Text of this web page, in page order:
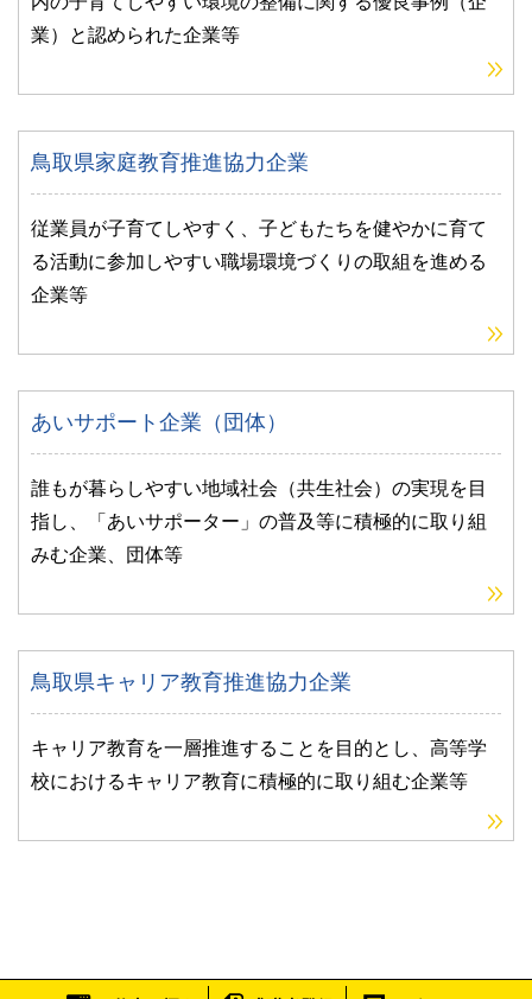
業）と認められた企業等
鳥取県家庭教育推進協力企業
従業員が子育てしやすく、子どもたちを健やかに育て
る活動に参加しやすい職場環境づくりの取組を進める
企業等
あいサポート企業（団体）
誰もが暮らしやすい地域社会（共生社会）の実現を目
指し、「あいサポーター」の普及等に積極的に取り組
みむ企業、団体等
鳥取県キャリア教育推進協力企業
キャリア教育を一層推進することを目的とし、高等学
校におけるキャリア教育に積極的に取り組む企業等